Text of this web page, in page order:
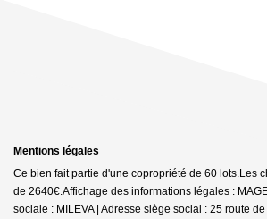
Mentions légales
Ce bien fait partie d'une copropriété de 60 lots.Les
de 2640€.Affichage des informations légales :
sociale : MILEVA | Adresse siège social : 25 route